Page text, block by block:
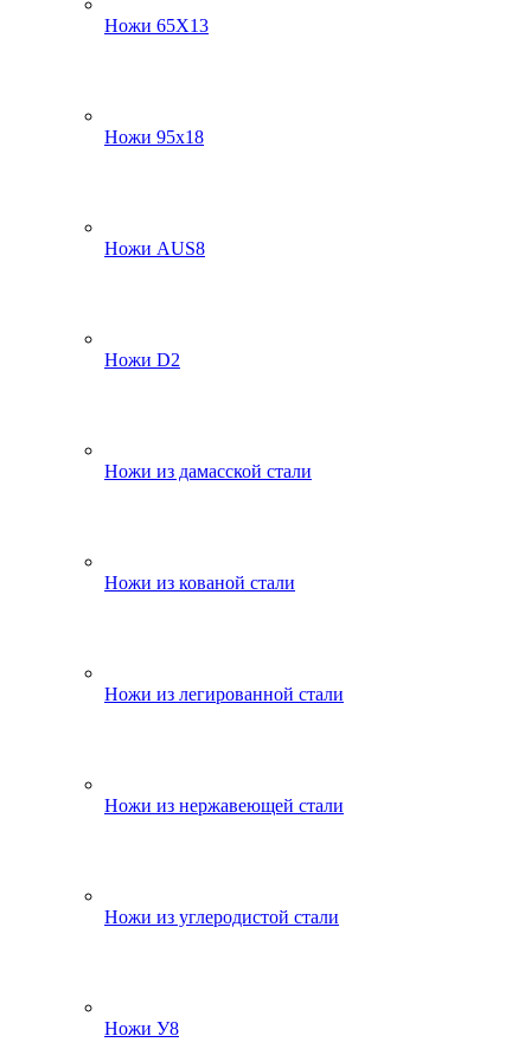
Ножи 65Х13
Ножи 95х18
Ножи AUS8
Ножи D2
Ножи из дамасской стали
Ножи из кованой стали
Ножи из легированной стали
Ножи из нержавеющей стали
Ножи из углеродистой стали
Ножи У8